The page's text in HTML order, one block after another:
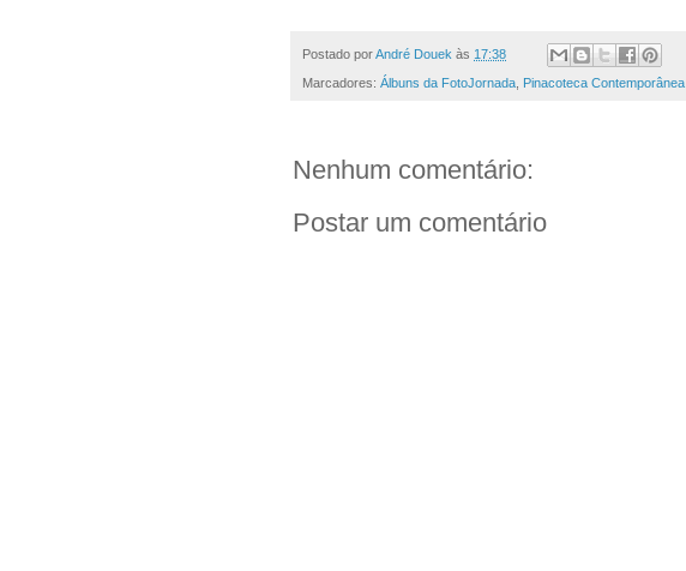
Postado porAndré Douek às 17:38
Marcadores: Álbuns da FotoJornada, Pinacoteca Contemporânea
Nenhum comentário:
Postar um comentário